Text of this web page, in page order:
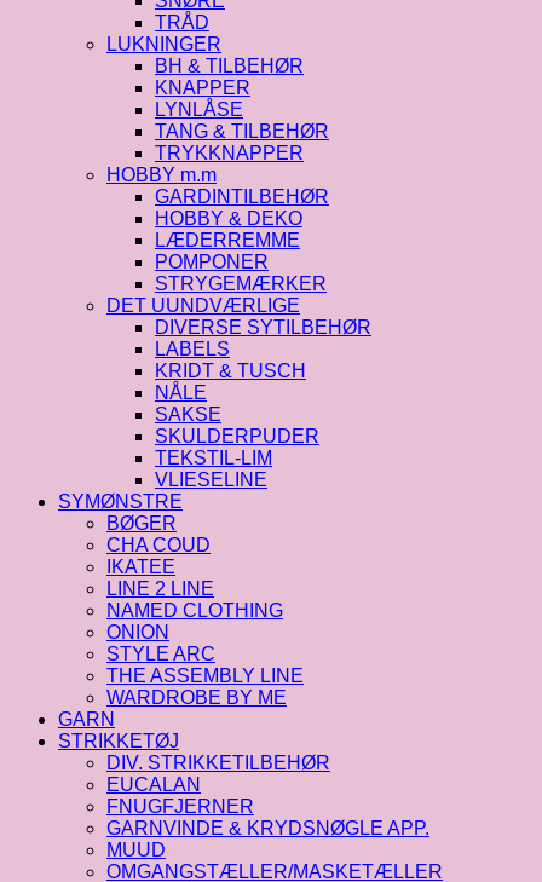
TRÅD
LUKNINGER
BH & TILBEHØR
KNAPPER
LYNLÅSE
TANG & TILBEHØR
TRYKKNAPPER
HOBBY m.m
GARDINTILBEHØR
HOBBY & DEKO
LÆDERREMME
POMPONER
STRYGEMÆRKER
DET UUNDVÆRLIGE
DIVERSE SYTILBEHØR
LABELS
KRIDT & TUSCH
NÅLE
SAKSE
SKULDERPUDER
TEKSTIL-LIM
VLIESELINE
SYMØNSTRE
BØGER
CHA COUD
IKATEE
LINE 2 LINE
NAMED CLOTHING
ONION
STYLE ARC
THE ASSEMBLY LINE
WARDROBE BY ME
GARN
STRIKKETØJ
DIV. STRIKKETILBEHØR
EUCALAN
FNUGFJERNER
GARNVINDE & KRYDSNØGLE APP.
MUUD
OMGANGSTÆLLER/MASKETÆLLER